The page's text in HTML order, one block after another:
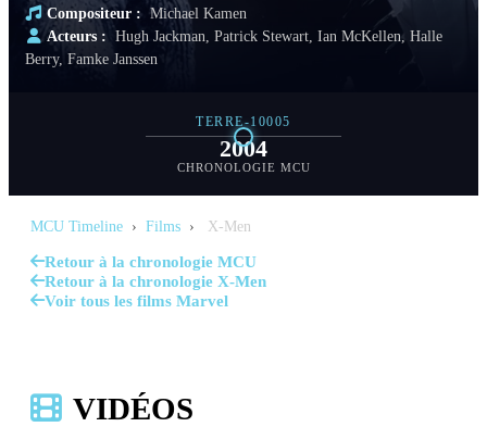
Compositeur : Michael Kamen
Acteurs : Hugh Jackman, Patrick Stewart, Ian McKellen, Halle
Berry, Famke Janssen
TERRE-10005
2004
CHRONOLOGIE MCU
MCU Timeline › Films › X-Men
Retour à la chronologie MCU
Retour à la chronologie X-Men
Voir tous les films Marvel
VIDÉOS